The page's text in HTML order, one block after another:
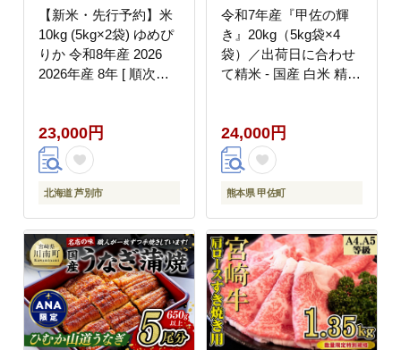
【新米・先行予約】米
10kg (5kg×2袋) ゆめぴ
りか 令和8年産 2026
2026年産 8年 [ 順次発
RICE 農家直送 精米 白
米 お米 10キロ 最高級
特Aランク 予約受付中
高評価 芦別応援米
23,000円
北海道 芦別市
令和7年産『甲佐の輝
き』20kg（5kg袋×4
袋）／出荷日に合わせ
て精米 - 国産 白米 精米
スター 生活応援 ひのひ
かり 森のくまさん おす
すめ 熊本県 甲佐町【価
格改定ZQ】
24,000円
熊本県 甲佐町